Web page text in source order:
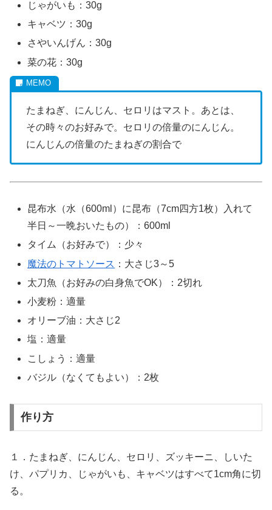
じゃがいも：30g
キャベツ：30g
さやいんげん：30g
菜の花：30g
たまねぎ、にんじん、セロリはマスト。あとは、
その時々のお好みで。セロリの倍量のにんじん。
にんじんの倍量のたまねぎの割合で
昆布水（水（600ml）に昆布（7cm四方1枚）入れて
半日～一晩おいたもの）：600ml
タイム（お好みで）：少々
魔法のトマトソース ：大さじ3～5
太刀魚（お好みの白身魚でOK）：2切れ
小麦粉：適量
オリーブ油：大さじ2
塩：適量
こしょう：適量
バジル（なくてもよい）：2枚
作り方
１．たまねぎ、にんじん、セロリ、ズッキーニ、しいた
け、パプリカ、じゃがいも、キャベツはすべて1cm角に切
る。